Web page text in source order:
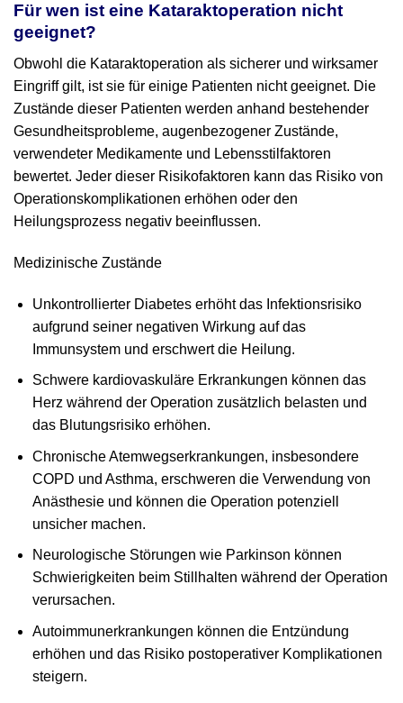
Für wen ist eine Kataraktoperation nicht
geeignet?
Obwohl die Kataraktoperation als sicherer und wirksamer
Eingriff gilt, ist sie für einige Patienten nicht geeignet. Die
Zustände dieser Patienten werden anhand bestehender
Gesundheitsprobleme, augenbezogener Zustände,
verwendeter Medikamente und Lebensstilfaktoren
bewertet. Jeder dieser Risikofaktoren kann das Risiko von
Operationskomplikationen erhöhen oder den
Heilungsprozess negativ beeinflussen.
Medizinische Zustände
Unkontrollierter Diabetes erhöht das Infektionsrisiko
aufgrund seiner negativen Wirkung auf das
Immunsystem und erschwert die Heilung.
Schwere kardiovaskuläre Erkrankungen können das
Herz während der Operation zusätzlich belasten und
das Blutungsrisiko erhöhen.
Chronische Atemwegserkrankungen, insbesondere
COPD und Asthma, erschweren die Verwendung von
Anästhesie und können die Operation potenziell
unsicher machen.
Neurologische Störungen wie Parkinson können
Schwierigkeiten beim Stillhalten während der Operation
verursachen.
Autoimmunerkrankungen können die Entzündung
erhöhen und das Risiko postoperativer Komplikationen
steigern.